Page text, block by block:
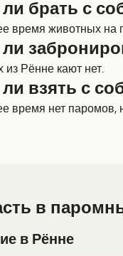
брать с
время животных на
из Рённе кают нет.
взять с
время нет паромов,
в
в Рённе